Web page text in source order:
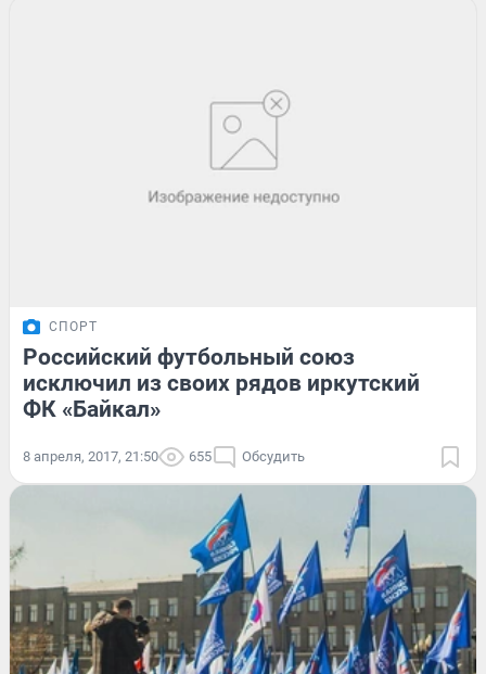
СПОРТ
Российский футбольный союз
исключил из своих рядов иркутский
ФК «Байкал»
8 апреля, 2017, 21:50 655 Обсудить